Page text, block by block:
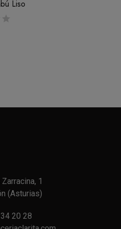
Liso
1
(Asturias)
20 28